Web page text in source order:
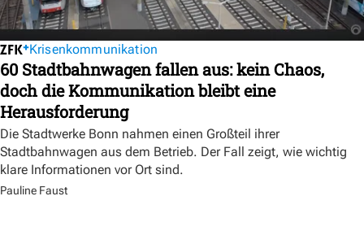
Krisenkommunikation
60 Stadtbahnwagen fallen aus: kein Chaos,
doch die Kommunikation bleibt eine
Herausforderung
Die Stadtwerke Bonn nahmen einen Großteil ihrer
Stadtbahnwagen aus dem Betrieb. Der Fall zeigt, wie wichtig
klare Informationen vor Ort sind.
Pauline Faust